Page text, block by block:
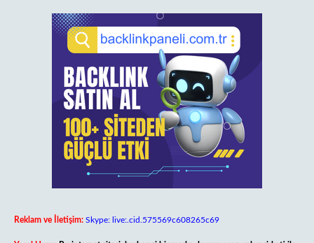
Reklam ve İletişim: Skype: live:.cid.575569c608265c69